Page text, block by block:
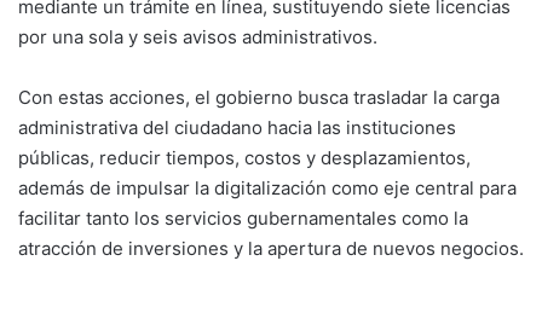
mediante un trámite en línea, sustituyendo siete licencias
por una sola y seis avisos administrativos.
Con estas acciones, el gobierno busca trasladar la carga
administrativa del ciudadano hacia las instituciones
públicas, reducir tiempos, costos y desplazamientos,
además de impulsar la digitalización como eje central para
facilitar tanto los servicios gubernamentales como la
atracción de inversiones y la apertura de nuevos negocios.